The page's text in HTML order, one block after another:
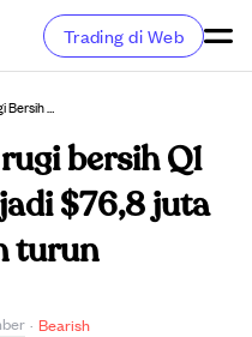
Trading di Web
JELD-WEN Catat Rugi Bersih Q1 2026 Menyempit Jadi $76,8 Juta Meski Pendapatan Turun
bersih Q1
$76,8 juta
turun
· Bearish